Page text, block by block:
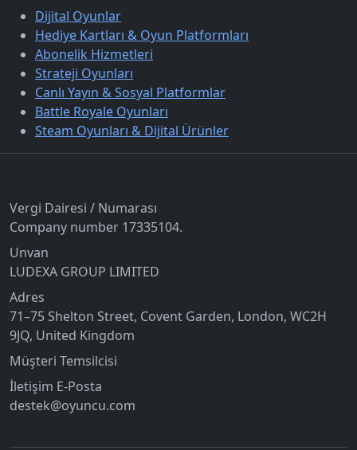
Dijital Oyunlar
Hediye Kartları & Oyun Platformları
Abonelik Hizmetleri
Strateji Oyunları
Canlı Yayın & Sosyal Platformlar
Battle Royale Oyunları
Steam Oyunları & Dijital Ürünler
Vergi Dairesi / Numarası
Company number 17335104.
Unvan
LUDEXA GROUP LIMITED
Adres
71–75 Shelton Street, Covent Garden, London, WC2H
9JQ, United Kingdom
Müşteri Temsilcisi
İletişim E-Posta
destek@oyuncu.com